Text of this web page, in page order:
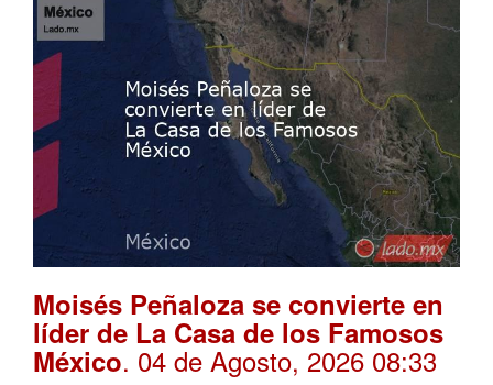
Moisés Peñaloza se convierte en
líder de La Casa de los Famosos
México. 04 de Agosto, 2026 08:33